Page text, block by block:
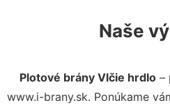
Naše
Plotové brány Vlčie hrdlo –
www.i-brany.sk. Ponúkame